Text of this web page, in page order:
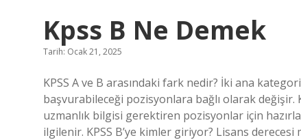
Kpss B Ne Demek
Tarih: Ocak 21, 2025
KPSS A ve B arasındaki fark nedir? İki ana
başvurabileceği pozisyonlara bağlı olarak değişir.
uzmanlık bilgisi gerektiren pozisyonlar için
ilgilenir. KPSS B’ye kimler giriyor? Lisans